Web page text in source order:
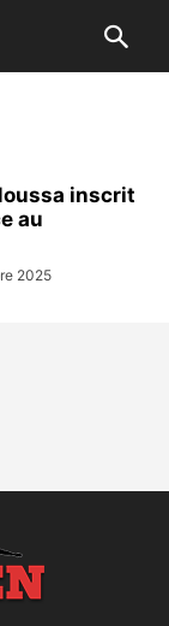
inscrit
au
2025